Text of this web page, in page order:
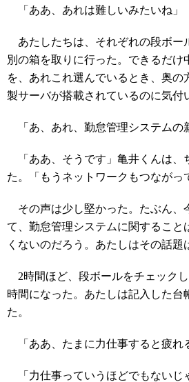
「ああ、あれは難しいみたいね」
あたしたちは、それぞれの段ボー
別の箱を取りに行った。できるだけ
を、あれこれ選んでいるとき、奥の
製サーバが搭載されているのに気付
「あ、あれ、勤怠管理システムの
「ああ、そうです」亀井くんは、
た。「もうネットワークもつながっ
その声は少し堅かった。たぶん、
て、勤怠管理システムに関すること
くないのだろう。あたしはその話題
2時間ほど、段ボールをチェック
時間になった。あたしは記入した台
た。
「ああ、たまに力仕事すると疲れ
「力仕事っていうほどでもないじ